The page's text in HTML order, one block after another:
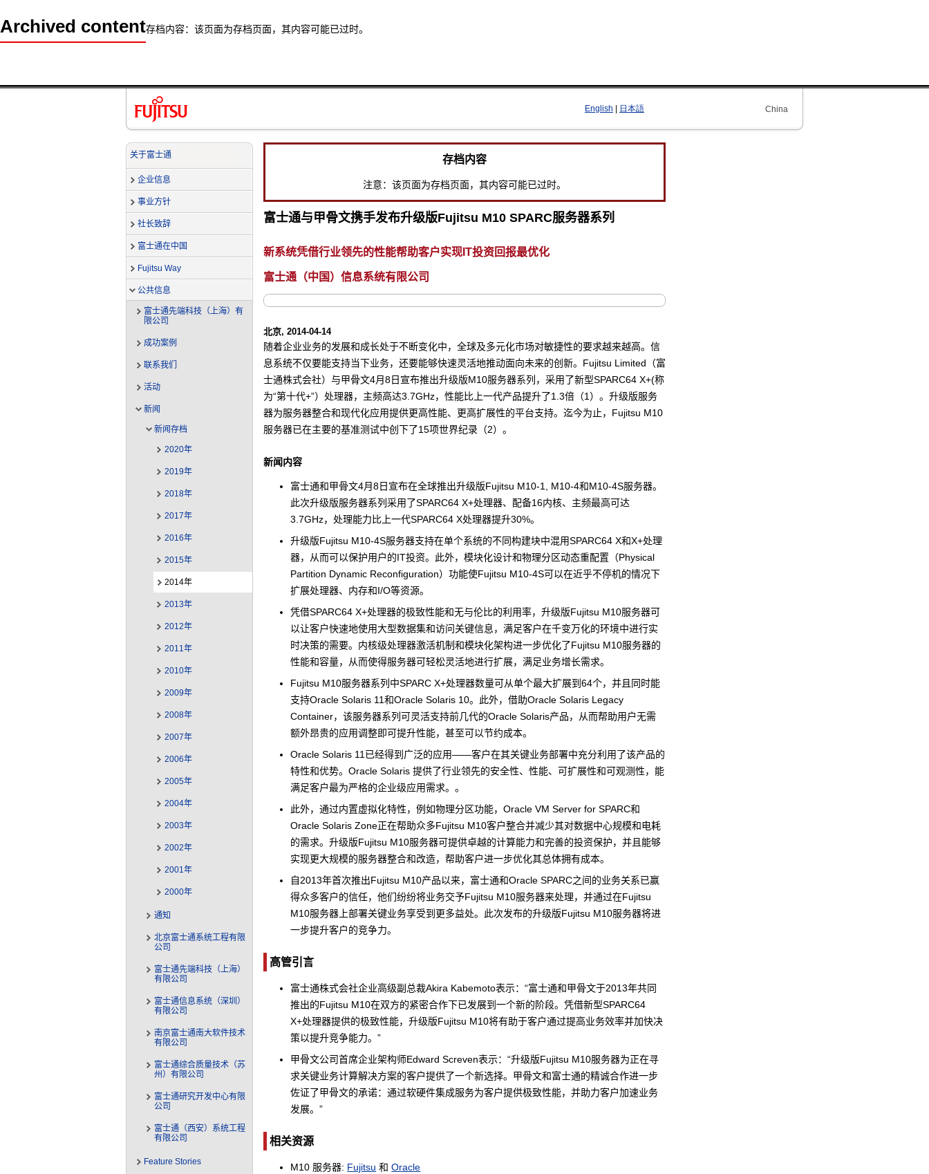
Archived content存档内容：该页面为存档页面，其内容可能已过时。
English | 日本語 China
关于富士通
企业信息
事业方针
社长致辞
富士通在中国
Fujitsu Way
公共信息
富士通先端科技（上海）有
限公司
成功案例
联系我们
活动
新闻
新闻存档
2020年
2019年
2018年
2017年
2016年
2015年
2014年
2013年
2012年
2011年
2010年
2009年
2008年
2007年
2006年
2005年
2004年
2003年
2002年
2001年
2000年
通知
北京富士通系统工程有限
公司
富士通先端科技（上海）
有限公司
富士通信息系统（深圳）
有限公司
南京富士通南大软件技术
有限公司
富士通综合质量技术（苏
州）有限公司
富士通研究开发中心有限
公司
富士通（西安）系统工程
有限公司
Feature Stories
存档内容
注意：该页面为存档页面，其内容可能已过时。
富士通与甲骨文携手发布升级版Fujitsu M10 SPARC服务器系列
新系统凭借行业领先的性能帮助客户实现IT投资回报最优化
富士通（中国）信息系统有限公司
北京, 2014-04-14
随着企业业务的发展和成长处于不断变化中，全球及多元化市场对敏捷性的要求越来越高。信
息系统不仅要能支持当下业务，还要能够快速灵活地推动面向未来的创新。Fujitsu Limited（富
士通株式会社）与甲骨文4月8日宣布推出升级版M10服务器系列，采用了新型SPARC64 X+(称
为“第十代+”）处理器，主频高达3.7GHz，性能比上一代产品提升了1.3倍（1）。升级版服务
器为服务器整合和现代化应用提供更高性能、更高扩展性的平台支持。迄今为止，Fujitsu M10
服务器已在主要的基准测试中创下了15项世界纪录（2）。
新闻内容
富士通和甲骨文4月8日宣布在全球推出升级版Fujitsu M10-1, M10-4和M10-4S服务器。
此次升级版服务器系列采用了SPARC64 X+处理器、配备16内核、主频最高可达
3.7GHz，处理能力比上一代SPARC64 X处理器提升30%。
升级版Fujitsu M10-4S服务器支持在单个系统的不同构建块中混用SPARC64 X和X+处理
器，从而可以保护用户的IT投资。此外，模块化设计和物理分区动态重配置（Physical
Partition Dynamic Reconfiguration）功能使Fujitsu M10-4S可以在近乎不停机的情况下
扩展处理器、内存和I/O等资源。
凭借SPARC64 X+处理器的极致性能和无与伦比的利用率，升级版Fujitsu M10服务器可
以让客户快速地使用大型数据集和访问关键信息，满足客户在千变万化的环境中进行实
时决策的需要。内核级处理器激活机制和模块化架构进一步优化了Fujitsu M10服务器的
性能和容量，从而使得服务器可轻松灵活地进行扩展，满足业务增长需求。
Fujitsu M10服务器系列中SPARC X+处理器数量可从单个最大扩展到64个，并且同时能
支持Oracle Solaris 11和Oracle Solaris 10。此外，借助Oracle Solaris Legacy
Container，该服务器系列可灵活支持前几代的Oracle Solaris产品，从而帮助用户无需
额外昂贵的应用调整即可提升性能，甚至可以节约成本。
Oracle Solaris 11已经得到广泛的应用——客户在其关键业务部署中充分利用了该产品的
特性和优势。Oracle Solaris 提供了行业领先的安全性、性能、可扩展性和可观测性，能
满足客户最为严格的企业级应用需求。。
此外，通过内置虚拟化特性，例如物理分区功能，Oracle VM Server for SPARC和
Oracle Solaris Zone正在帮助众多Fujitsu M10客户整合并减少其对数据中心规模和电耗
的需求。升级版Fujitsu M10服务器可提供卓越的计算能力和完善的投资保护，并且能够
实现更大规模的服务器整合和改造，帮助客户进一步优化其总体拥有成本。
自2013年首次推出Fujitsu M10产品以来，富士通和Oracle SPARC之间的业务关系已赢
得众多客户的信任，他们纷纷将业务交予Fujitsu M10服务器来处理，并通过在Fujitsu
M10服务器上部署关键业务享受到更多益处。此次发布的升级版Fujitsu M10服务器将进
一步提升客户的竞争力。
高管引言
富士通株式会社企业高级副总裁Akira Kabemoto表示：“富士通和甲骨文于2013年共同
推出的Fujitsu M10在双方的紧密合作下已发展到一个新的阶段。凭借新型SPARC64
X+处理器提供的极致性能，升级版Fujitsu M10将有助于客户通过提高业务效率并加快决
策以提升竞争能力。”
甲骨文公司首席企业架构师Edward Screven表示：“升级版Fujitsu M10服务器为正在寻
求关键业务计算解决方案的客户提供了一个新选择。甲骨文和富士通的精诚合作进一步
佐证了甲骨文的承诺：通过软硬件集成服务为客户提供极致性能，并助力客户加速业务
发展。”
相关资源
M10 服务器: Fujitsu 和Oracle